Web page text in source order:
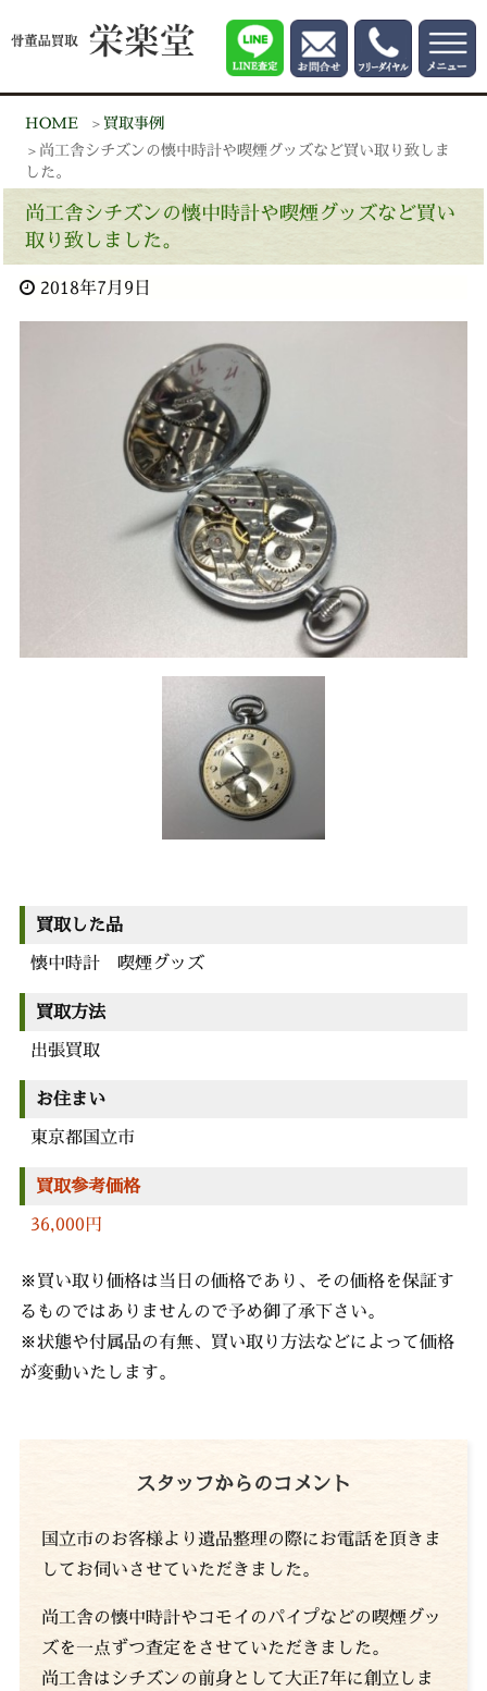
HOME
買取事例
尚工舎シチズンの懐中時計や喫煙グッズなど買い取り致しま
した。
尚工舎シチズンの懐中時計や喫煙グッズなど買い
取り致しました。
2018年7月9日
買取した品
懐中時計 喫煙グッズ
買取方法
出張買取
お住まい
東京都国立市
買取参考価格
36,000円
※買い取り価格は当日の価格であり、その価格を保証す
るものではありませんので予め御了承下さい。
※状態や付属品の有無、買い取り方法などによって価格
が変動いたします。
スタッフからのコメント
国立市のお客様より遺品整理の際にお電話を頂きま
してお伺いさせていただきました。
尚工舎の懐中時計やコモイのパイプなどの喫煙グッ
ズを一点ずつ査定をさせていただきました。
尚工舎はシチズンの前身として大正7年に創立しま